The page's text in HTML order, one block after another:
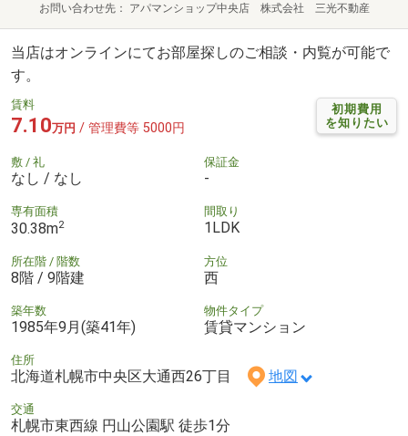
お問い合わせ先 アパマンショップ中央店 株式会社 三光不動産
当店はオンラインにてお部屋探しのご相談・内覧が可能で
す。
初期費用
を知りたい
賃料
7.10万円 / 管理費等 5000円
敷 / 礼
なし / なし
保証金
-
専有面積
30.38m2
間取り
1LDK
所在階 / 階数
8階 / 9階建
方位
西
築年数
1985年9月(築41年)
物件タイプ
賃貸マンション
住所
北海道札幌市中央区大通西26丁目 地図
交通
札幌市東西線 円山公園駅 徒歩1分